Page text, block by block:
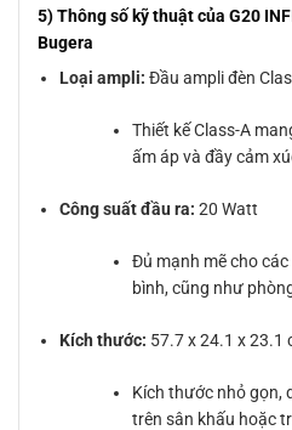
5) Thông số kỹ thuật của G20
Bugera
Loại ampli: Đầu ampli đèn
Thiết kế Class-A
ấm áp và đầy cảm
Công suất đầu ra: 20 Watt
Đủ mạnh mẽ cho
bình, cũng như
Kích thước: 57.7 x 24.1 x 23.1
Kích thước nhỏ gọn,
trên sân khấu hoặc